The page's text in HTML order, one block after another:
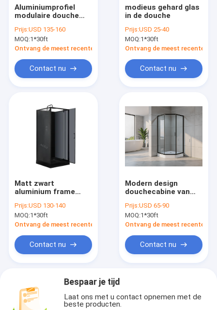
Aluminiumprofiel
modulaire douche
gehard glas
Prijs:USD 135-160
MOQ:1*30ft
Ontvang de meest recente Prijs
Contact nu
modieus gehard glas
in de douche
Prijs:USD 25-40
MOQ:1*30ft
Ontvang de meest recente
Contact nu
Matt zwart
aluminium frame
met ABS bak
Prijs:USD 130-140
MOQ:1*30ft
Ontvang de meest recente Prijs
Contact nu
Modern design
douchecabine van
onderbak
Prijs:USD 65-90
MOQ:1*30ft
Ontvang de meest recente
Contact nu
Bespaar je tijd
Laat ons met u contact opnemen met de
beste producten.